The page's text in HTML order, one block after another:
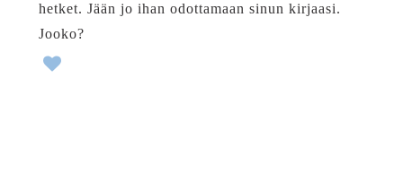
hetket. Jään jo ihan odottamaan sinun kirjaasi.
Jooko?